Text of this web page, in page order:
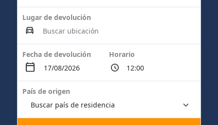
Lugar de devolución
Fecha de devolución Horario
País de origen